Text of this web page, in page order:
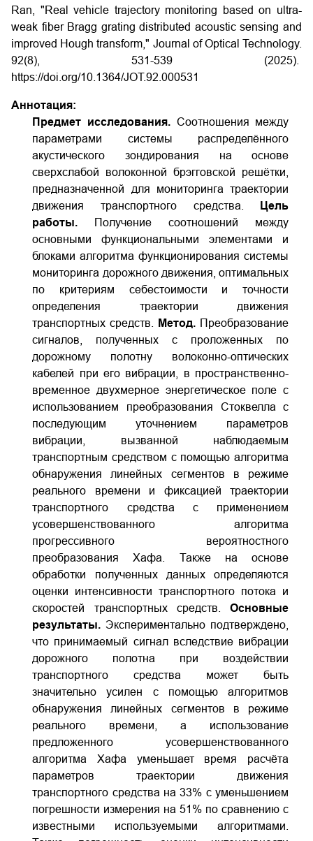
Ran, "Real vehicle trajectory monitoring based on ultra-
weak fiber Bragg grating distributed acoustic sensing and
improved Hough transform," Journal of Optical Technology.
92(8), 531-539 (2025).
https://doi.org/10.1364/JOT.92.000531
Аннотация:
Предмет исследования.Соотношения между
параметрами системы распределённого
акустического зондирования на основе
сверхслабой волоконной брэгговской решётки,
предназначенной для мониторинга траектории
движения транспортного средства.
Цель
работы. Получение соотношений между
основными функциональными элементами и
блоками алгоритма функционирования системы
мониторинга дорожного движения, оптимальных
по критериям себестоимости и точности
определения траектории движения
транспортных средств.
Метод. Преобразование
сигналов, полученных с проложенных по
дорожному полотну волоконно-оптических
кабелей при его вибрации, в пространственно-
временное двухмерное энергетическое поле с
использованием преобразования Стоквелла с
последующим уточнением параметров
вибрации, вызванной наблюдаемым
транспортным средством с помощью алгоритма
обнаружения линейных сегментов в режиме
реального времени и фиксацией траектории
транспортного средства с применением
усовершенствованного алгоритма
прогрессивного вероятностного
преобразования Хафа. Также на основе
обработки полученных данных определяются
оценки интенсивности транспортного потока и
скоростей транспортных средств.Основные
результаты. Экспериментально подтверждено,
что принимаемый сигнал вследствие вибрации
дорожного полотна при воздействии
транспортного средства может быть
значительно усилен с помощью алгоритмов
обнаружения линейных сегментов в режиме
реального времени, а использование
предложенного усовершенствованного
алгоритма Хафа уменьшает время расчёта
параметров траектории движения
транспортного средства на 33% с уменьшением
погрешности измерения на 51% по сравнению с
известными используемыми алгоритмами.